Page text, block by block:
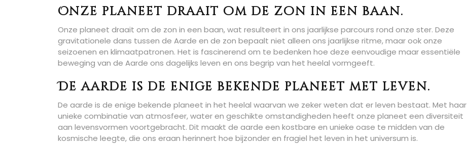
Onze planeet draait om de zon in een baan.
Onze planeet draait om de zon in een baan, wat resulteert in ons jaarlijkse parcours rond onze ster. Deze
gravitationele dans tussen de Aarde en de zon bepaalt niet alleen ons jaarlijkse ritme, maar ook onze
seizoenen en klimaatpatronen. Het is fascinerend om te bedenken hoe deze eenvoudige maar essentiële
beweging van de Aarde ons dagelijks leven en ons begrip van het heelal vormgeeft.
De aarde is de enige bekende planeet met leven.
De aarde is de enige bekende planeet in het heelal waarvan we zeker weten dat er leven bestaat. Met haar
unieke combinatie van atmosfeer, water en geschikte omstandigheden heeft onze planeet een diversiteit
aan levensvormen voortgebracht. Dit maakt de aarde een kostbare en unieke oase te midden van de
kosmische leegte, die ons eraan herinnert hoe bijzonder en fragiel het leven in het universum is.